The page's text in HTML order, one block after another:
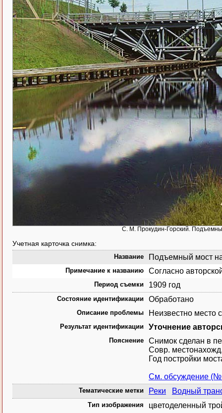
С. М. Прокудин-Горский.
Учетная карточка снимка:
Название Подъемный мост
Примечание к названию Согласно
Период съемки 1909 год
Состояние идентификации Обработано
Описание проблемы Неизвестно место
Результат идентификации Уточнение
Пояснение
Снимок сделан в
Совр.
Год постройки
См. обсуждение
Тематические метки Реки Водный
Тип изображения цветоделенный